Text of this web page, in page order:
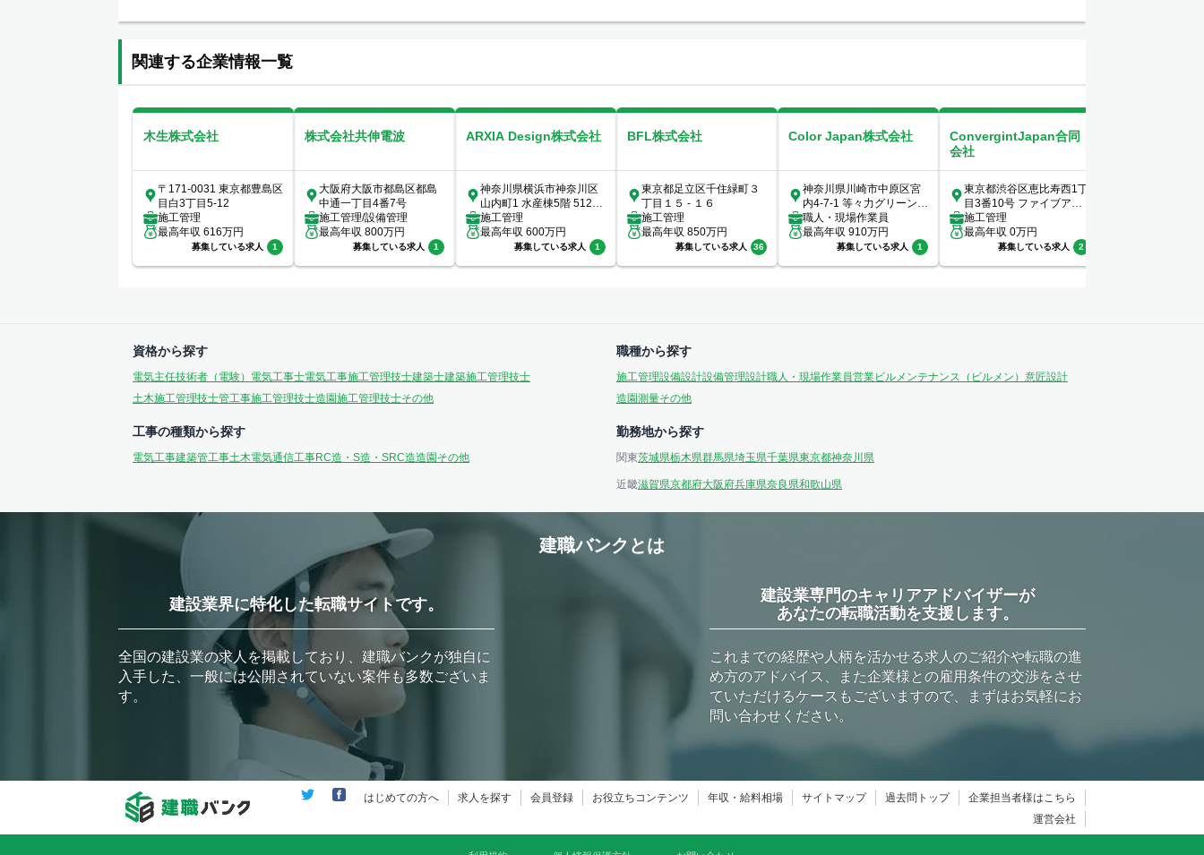
関連する企業情報一覧
木生株式会社
〒171-0031 東京都豊島区
目白3丁目5-12
施工管理
最高年収 616万円
募集している求人 1
株式会社共伸電波
大阪府大阪市都島区都島
中通一丁目4番7号
施工管理/設備管理
最高年収 800万円
募集している求人 1
ARXIA Design株式会社
神奈川県横浜市神奈川区
山内町1 水産棟5階 512号
室
施工管理
最高年収 600万円
募集している求人 1
BFL株式会社
東京都足立区千住緑町３
丁目１５ - １６
施工管理
最高年収 850万円
募集している求人 36
Color Japan株式会社
神奈川県川崎市中原区宮
内4-7-1 等々力グリーンビ
レッジ102
職人・現場作業員
最高年収 910万円
募集している求人 1
ConvergintJapan合同
会社
東京都渋谷区恵比寿西1丁
目3番10号 ファイブアネ
ックス7階
施工管理
最高年収 0万円
募集している求人 2
資格から探す
電気主任技術者（電験） 電気工事士電気工事施工管理技士建築士建築施工管理技士
土木施工管理技士管工事施工管理技士造園施工管理技士その他
職種から探す
施工管理設備設計設備管理設計職人・現場作業員営業ビルメンテナンス（ビルメン） 意匠設計
造園測量その他
工事の種類から探す
電気工事建築管工事土木電気通信工事RC造・S造・SRC造造園 その他
勤務地から探す
関東茨城県栃木県群馬県埼玉県千葉県東京都神奈川県
近畿滋賀県京都府大阪府兵庫県奈良県和歌山県
建職バンクとは
建設業界に特化した転職サイトです。
全国の建設業の求人を掲載しており、建職バンクが独自に
入手した、一般には公開されていない案件も多数ございま
す。
建設業専門のキャリアアドバイザーが
あなたの転職活動を支援します。
これまでの経歴や人柄を活かせる求人のご紹介や転職の進
め方のアドバイス、また企業様との雇用条件の交渉をさせ
ていただけるケースもございますので、まずはお気軽にお
問い合わせください。
はじめての方へ 求人を探す 会員登録 お役立ちコンテンツ 年収・給料相場 サイトマップ 過去問トップ
企業担当者様はこちら
運営会社